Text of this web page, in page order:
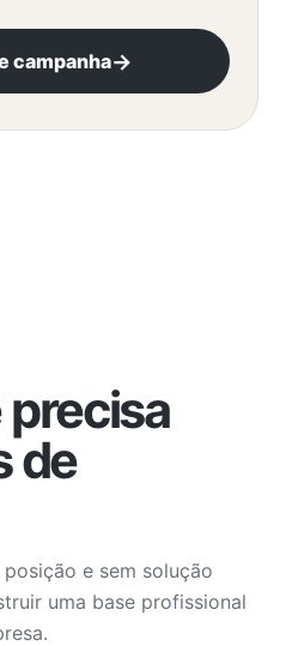
campanha→
precisa
de
e sem solução
uma base profissional